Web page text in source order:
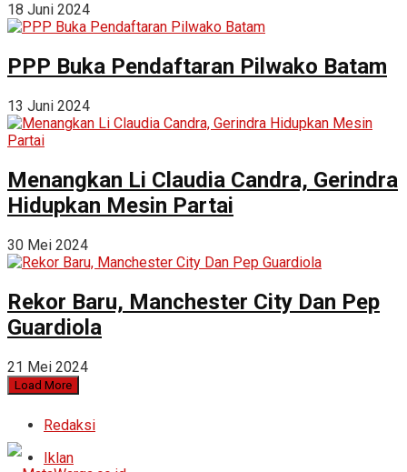
18 Juni 2024
PPP Buka Pendaftaran Pilwako Batam
13 Juni 2024
Menangkan Li Claudia Candra, Gerindra
Hidupkan Mesin Partai
30 Mei 2024
Rekor Baru, Manchester City Dan Pep
Guardiola
21 Mei 2024
Load More
Redaksi
Iklan